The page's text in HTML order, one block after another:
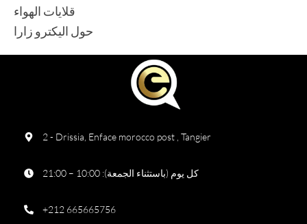
قلايات الهواء
حول اليكترو زارا
2 - Drissia, Enface morocco post , Tangier
كل يوم (باستثناء الجمعة): 10:00 – 21:00
+212 665665756